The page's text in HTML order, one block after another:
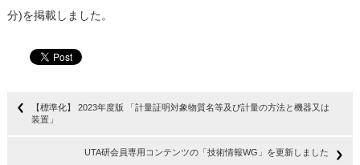
分)を掲載しました。
【標準化】 2023年度版 「計量証明対象物質名等及び計量の方法と機器又は
装置」
UTA研会員専用コンテンツの「技術情報WG」を更新しました